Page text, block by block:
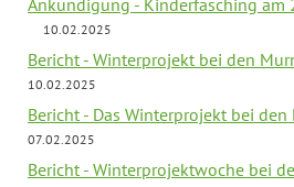
Ankündigung - Kinderfasching am
10.02.2025
Bericht - Winterprojekt bei den
10.02.2025
Bericht - Das Winterprojekt bei den
07.02.2025
Bericht - Winterprojektwoche bei